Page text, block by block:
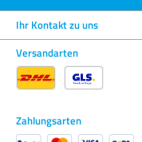
Ihr Kontakt zu uns
Versandarten
Zahlungsarten